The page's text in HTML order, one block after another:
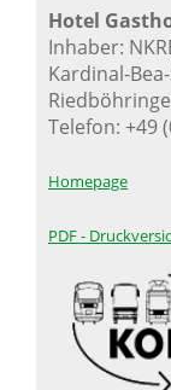
Hotel
Inhaber:
Kardinal-
Telefon: +49
Homepage
PDF -